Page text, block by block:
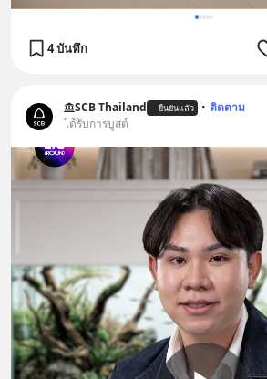
4 บันทึก
SCB Thailand ยืนยันแล้ว • ติดตาม
ได้รับการบูสต์